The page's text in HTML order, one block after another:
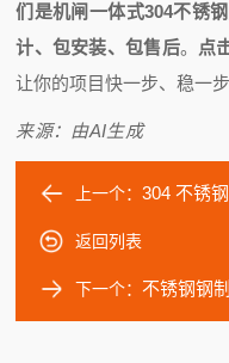
们是机闸一体式304不锈
计、包安装、包售后。 点
让你的项目快一步、稳一步
来源：由AI生成
上一个：304 不锈钢闸
返回列表
下一个：不锈钢钢制闸